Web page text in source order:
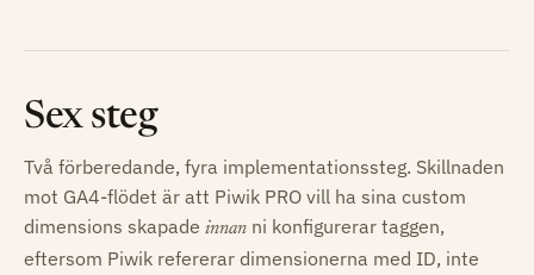
Sex steg
Två förberedande, fyra implementationssteg. Skillnaden
mot GA4-flödet är att Piwik PRO vill ha sina custom
dimensions skapade innan ni konfigurerar taggen,
eftersom Piwik refererar dimensionerna med ID, inte